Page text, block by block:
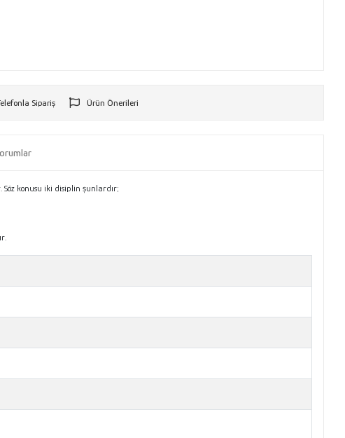
Sipariş Ürün Önerileri
konusu iki disiplin şunlardır;